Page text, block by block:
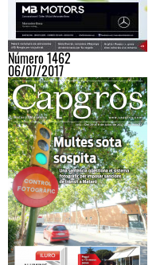
Número 1462
06/07/2017